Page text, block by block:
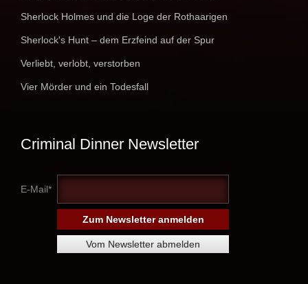
Sherlock Holmes und die Loge der Rothaarigen
Sherlock's Hunt – dem Erzfeind auf der Spur
Verliebt, verlobt, verstorben
Vier Mörder und ein Todesfall
Criminal Dinner Newsletter
E-Mail*